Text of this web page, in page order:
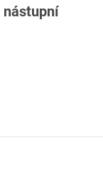
nástupní